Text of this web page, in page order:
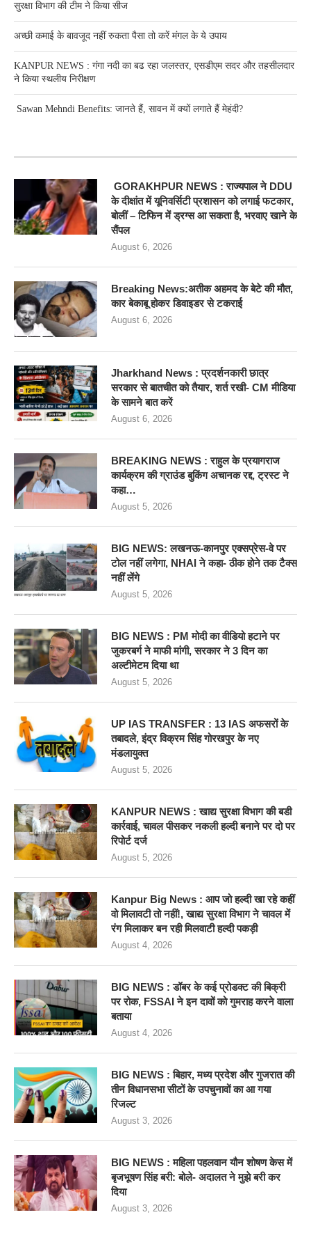
सुरक्षा विभाग की टीम ने किया सीज
अच्छी कमाई के बावजूद नहीं रुकता पैसा तो करें मंगल के ये उपाय
KANPUR NEWS : गंगा नदी का बढ रहा जलस्तर, एसडीएम सदर और तहसीलदार
ने किया स्थलीय निरीक्षण
Sawan Mehndi Benefits: जानते हैं, सावन में क्यों लगाते हैं मेहंदी?
GORAKHPUR NEWS : राज्यपाल ने DDU
के दीक्षांत में यूनिवर्सिटी प्रशासन को लगाई फटकार,
बोलीं – टिफिन में ड्रग्स आ सकता है, भरवाए खाने के
सैंपल
August 6, 2026
Breaking News:अतीक अहमद के बेटे की मौत,
कार बेकाबू होकर डिवाइडर से टकराई
August 6, 2026
Jharkhand News : प्रदर्शनकारी छात्र
सरकार से बातचीत को तैयार, शर्त रखी- CM मीडिया
के सामने बात करें
August 6, 2026
BREAKING NEWS : राहुल के प्रयागराज
कार्यक्रम की ग्राउंड बुकिंग अचानक रद्द, ट्रस्ट ने
कहा…
August 5, 2026
BIG NEWS: लखनऊ-कानपुर एक्सप्रेस-वे पर
टोल नहीं लगेगा, NHAI ने कहा- ठीक होने तक टैक्स
नहीं लेंगे
August 5, 2026
BIG NEWS : PM मोदी का वीडियो हटाने पर
जुकरबर्ग ने माफी मांगी, सरकार ने 3 दिन का
अल्टीमेटम दिया था
August 5, 2026
UP IAS TRANSFER : 13 IAS अफसरों के
तबादले, इंद्र विक्रम सिंह गोरखपुर के नए
मंडलायुक्त
August 5, 2026
KANPUR NEWS : खाद्य सुरक्षा विभाग की बडी
कार्रवाई, चावल पीसकर नकली हल्दी बनाने पर दो पर
रिपोर्ट दर्ज
August 5, 2026
Kanpur Big News : आप जो हल्दी खा रहे कहीं
वो मिलावटी तो नहीं!, खाद्य सुरक्षा विभाग ने चावल में
रंग मिलाकर बन रही मिलवाटी हल्दी पकड़ी
August 4, 2026
BIG NEWS : डॉबर के कई प्रोडक्ट की बिक्री
पर रोक, FSSAI ने इन दावों को गुमराह करने वाला
बताया
August 4, 2026
BIG NEWS : बिहार, मध्य प्रदेश और गुजरात की
तीन विधानसभा सीटों के उपचुनावों का आ गया
रिजल्ट
August 3, 2026
BIG NEWS : महिला पहलवान यौन शोषण केस में
बृजभूषण सिंह बरी: बोले- अदालत ने मुझे बरी कर
दिया
August 3, 2026